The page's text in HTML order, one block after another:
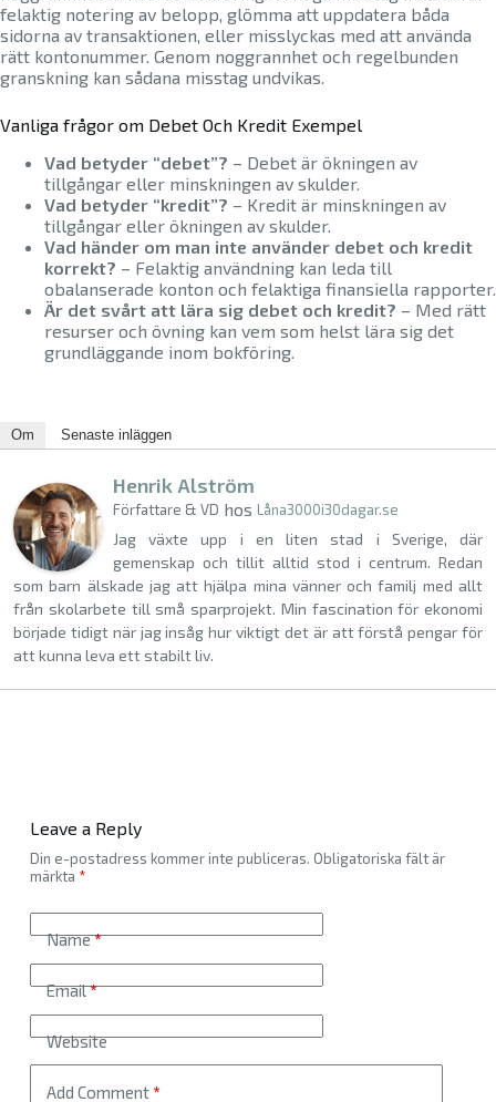
felaktig notering av belopp, glömma att uppdatera båda
sidorna av transaktionen, eller misslyckas med att använda
rätt kontonummer. Genom noggrannhet och regelbunden
granskning kan sådana misstag undvikas.
Vanliga frågor om Debet Och Kredit Exempel
Vad betyder “debet”? – Debet är ökningen av
tillgångar eller minskningen av skulder.
Vad betyder “kredit”? – Kredit är minskningen av
tillgångar eller ökningen av skulder.
Vad händer om man inte använder debet och kredit
korrekt? – Felaktig användning kan leda till
obalanserade konton och felaktiga finansiella rapporter.
Är det svårt att lära sig debet och kredit? – Med rätt
resurser och övning kan vem som helst lära sig det
grundläggande inom bokföring.
Om Senaste inläggen
Henrik Alström
Författare & VD hos Låna3000i30dagar.se
Jag växte upp i en liten stad i Sverige, där
gemenskap och tillit alltid stod i centrum. Redan
som barn älskade jag att hjälpa mina vänner och familj med allt
från skolarbete till små sparprojekt. Min fascination för ekonomi
började tidigt när jag insåg hur viktigt det är att förstå pengar för
att kunna leva ett stabilt liv.
Leave a Reply
Din e-postadress kommer inte publiceras. Obligatoriska fält är
märkta *
Name*
Email*
Website
Add Comment*